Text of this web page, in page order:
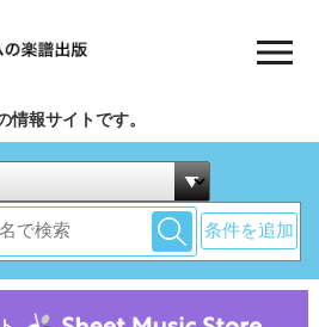
情報サイトです。
条件を追加